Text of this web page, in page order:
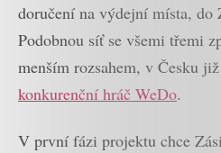
doručení na výdejní místa, do
Podobnou síť se všemi třemi
menším rozsahem, v Česku
konkurenční hráč WeDo.
V první fázi projektu chce